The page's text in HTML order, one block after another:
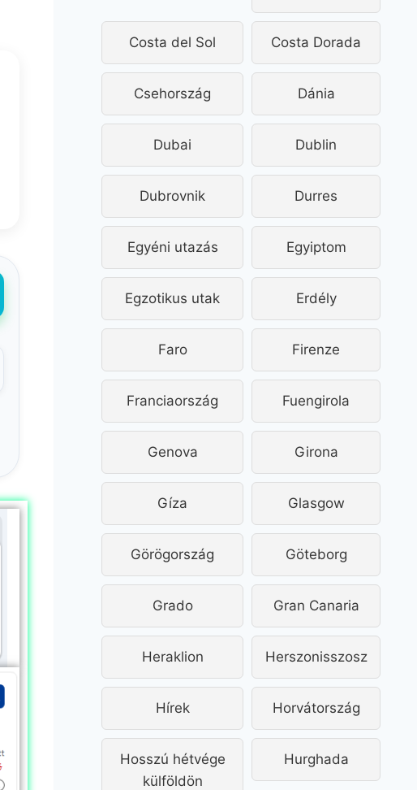
Costa del Sol Costa Dorada
Csehország Dánia
Dubai Dublin
Dubrovnik Durres
Egyéni utazás Egyiptom
Egzotikus utak Erdély
Faro Firenze
Franciaország Fuengirola
Genova Girona
Gíza Glasgow
Görögország Göteborg
Grado Gran Canaria
Heraklion Herszonisszosz
Hírek Horvátország
Hosszú hétvége
külföldön
Hurghada